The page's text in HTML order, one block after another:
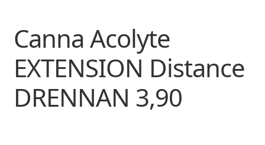
Canna Acolyte
EXTENSION Distance
DRENNAN 3,90